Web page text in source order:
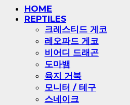
HOME
REPTILES
크레스티드 게코
레오파드 게코
비어디 드래곤
도마뱀
육지 거북
모니터 / 테구
스네이크